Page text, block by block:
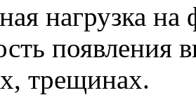
нагрузка на
появления
трещинах.